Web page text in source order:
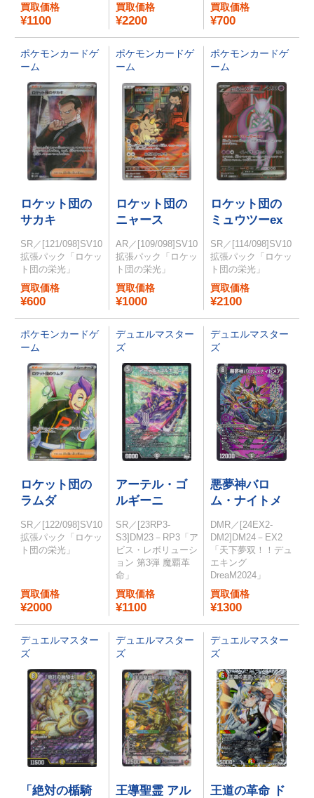
買取価格
¥1100
買取価格
¥2200
買取価格
¥700
ポケモンカードゲ
ーム
ロケット団の
サカキ
SR／[121/098]SV10
拡張パック「ロケッ
ト団の栄光」
買取価格
¥600
ポケモンカードゲ
ーム
ロケット団の
ニャース
AR／[109/098]SV10
拡張パック「ロケッ
ト団の栄光」
買取価格
¥1000
ポケモンカードゲ
ーム
ロケット団の
ミュウツーex
SR／[114/098]SV10
拡張パック「ロケッ
ト団の栄光」
買取価格
¥2100
ポケモンカードゲ
ーム
ロケット団の
ラムダ
SR／[122/098]SV10
拡張パック「ロケッ
ト団の栄光」
買取価格
¥2000
デュエルマスター
ズ
アーテル・ゴ
ルギーニ
SR／[23RP3-
S3]DM23－RP3「ア
ビス・レボリューシ
ョン 第3弾 魔覇革
命」
買取価格
¥1100
デュエルマスター
ズ
悪夢神バロ
ム・ナイトメ
DMR／[24EX2-
DM2]DM24－EX2
「天下夢双！！デュ
エキング
DreaM2024」
買取価格
¥1300
デュエルマスター
ズ
「絶対の楯騎
デュエルマスター
ズ
王導聖霊 アル
デュエルマスター
ズ
王道の革命 ド